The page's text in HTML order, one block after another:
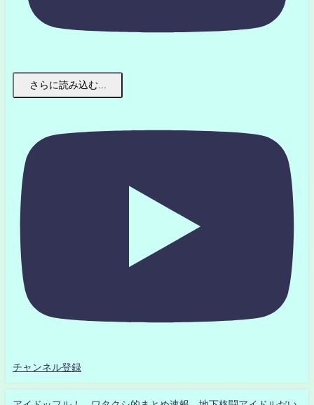
さらに読み込む...
チャンネル登録